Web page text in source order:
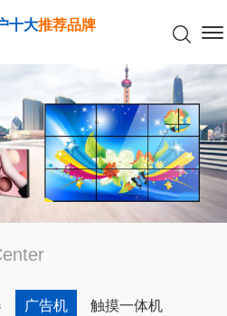
十大推荐品牌
广告机 触摸一体机